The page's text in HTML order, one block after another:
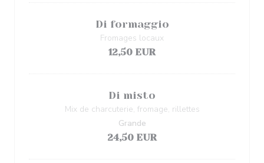
Di formaggio
Fromages locaux
12,50 EUR
Di misto
Mix de charcuterie, fromage, rillettes
24,50 EUR
Grande